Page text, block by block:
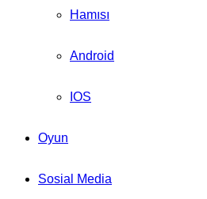
Hamısı
Android
IOS
Oyun
Sosial Media